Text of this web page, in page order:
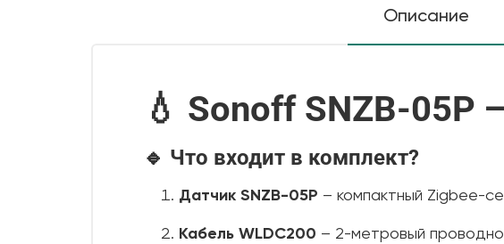
Описание
💧 Sonoff SNZB-
🔹 Что входит в комплект?
Датчик SNZB-05P – компактный Zigbee-
Кабель WLDC200 – 2-метровый